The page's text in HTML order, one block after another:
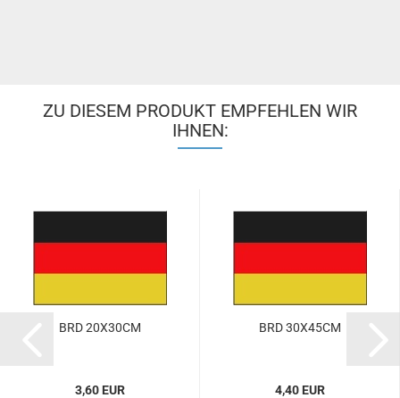
ZU DIESEM PRODUKT EMPFEHLEN WIR
IHNEN:
BRD 20X30CM
3,60 EUR
BRD 30X45CM
4,40 EUR